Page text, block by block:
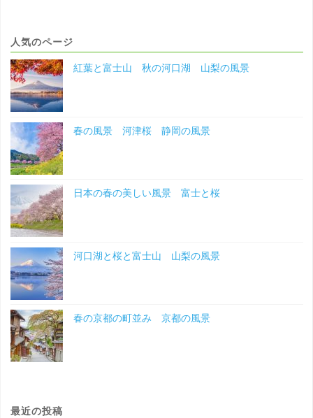
人気のページ
紅葉と富士山 秋の河口湖 山梨の風景
春の風景 河津桜 静岡の風景
日本の春の美しい風景 富士と桜
河口湖と桜と富士山 山梨の風景
春の京都の町並み 京都の風景
最近の投稿